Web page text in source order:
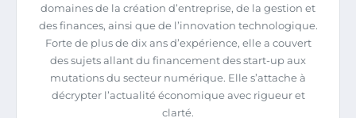
domaines de la création d’entreprise, de la gestion et
des finances, ainsi que de l’innovation technologique.
Forte de plus de dix ans d’expérience, elle a couvert
des sujets allant du financement des start-up aux
mutations du secteur numérique. Elle s’attache à
décrypter l’actualité économique avec rigueur et
clarté.